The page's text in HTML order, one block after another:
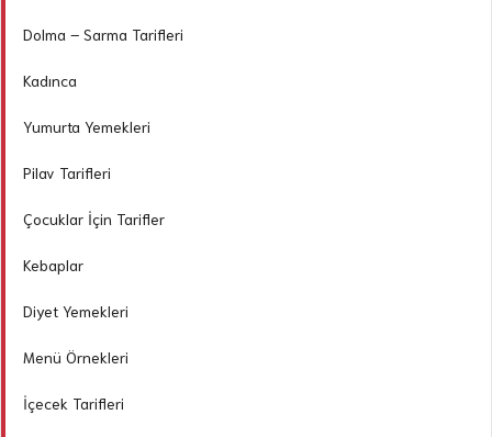
Dolma – Sarma Tarifleri
Kadınca
Yumurta Yemekleri
Pilav Tarifleri
Çocuklar İçin Tarifler
Kebaplar
Diyet Yemekleri
Menü Örnekleri
İçecek Tarifleri